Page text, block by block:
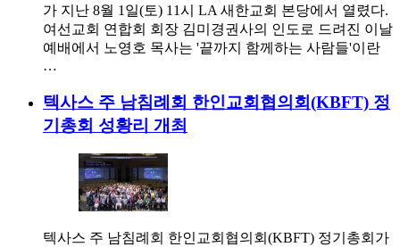
가 지난 8월 1일(토) 11시 LA 새한교회 본당에서 열렸다.
여선교회 연합회 회장 김미경권사의 인도로 드려진 이날
예배에서 노영호 목사는 '끝까지 함께하는 사람들'이란
…
텍사스 주 남침례회 한인교회협의회(KBFT) 정
기총회 성황리 개최
텍사스 주 남침례회 한인교회협의회(KBFT) 정기총회가